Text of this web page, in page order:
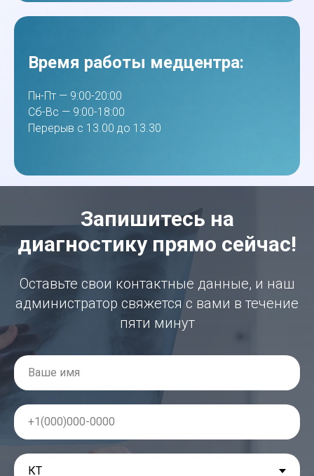
Время работы медцентра:
Пн-Пт — 9:00-20:00
Сб-Вс — 9:00-18:00
Перерыв с 13.00 до 13.30
Запишитесь на
диагностику прямо сейчас!
Оставьте свои контактные данные, и наш
администратор свяжется с вами в течение
пяти минут